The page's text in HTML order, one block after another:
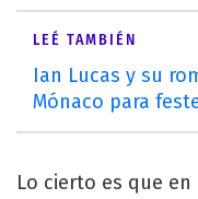
LEÉ TAMBIÉN
Ian Lucas y su
Mónaco para
Lo cierto es que